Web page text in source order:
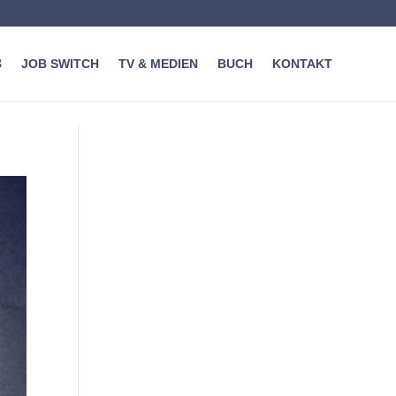
JOB SWITCH TV & MEDIEN BUCH KONTAKT